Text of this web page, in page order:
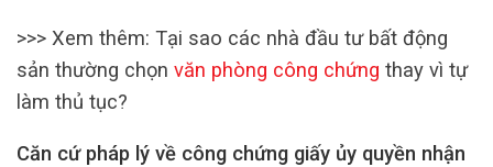
>>> Xem thêm: Tại sao các nhà đầu tư bất động
sản thường chọn văn phòng công chứng thay vì tự
làm thủ tục?
Căn cứ pháp lý về công chứng giấy ủy quyền nhận